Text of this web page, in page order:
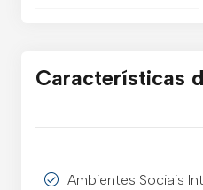
Características
Ambientes Sociais